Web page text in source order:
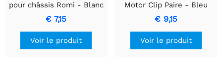
pour châssis Romi - Blanc
€ 7,15
Voir le produit
Motor Clip Paire - Bleu
€ 9,15
Voir le produit